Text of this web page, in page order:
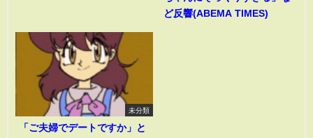
ど反響(ABEMA TIMES)
未分類
「ご夫婦でデートですか」と